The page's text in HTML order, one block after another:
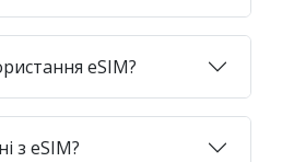
eSIM?
з eSIM?